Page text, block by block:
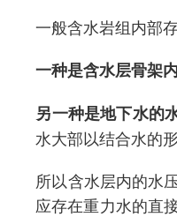
一般含水岩组内部
一种是含水层骨架
另一种是地下水的
水大部以结合水的
所以含水层内的水
应存在重力水的直